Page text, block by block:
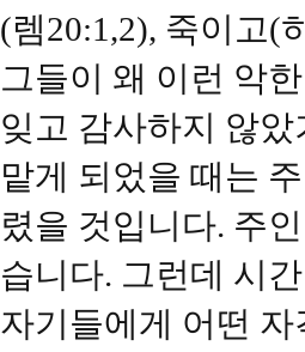
(렘20:1,2), 죽이고(
그들이 왜 이런 악
잊고 감사하지 않
맡게 되었을 때는
렸을 것입니다. 주
습니다. 그런데 시
자기들에게 어떤